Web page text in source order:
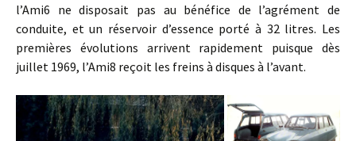
l’Ami6 ne disposait pas au bénéfice de l’agrément de
conduite, et un réservoir d’essence porté à 32 litres. Les
premières évolutions arrivent rapidement puisque dès
juillet 1969, l’Ami8 reçoit les freins à disques à l’avant.